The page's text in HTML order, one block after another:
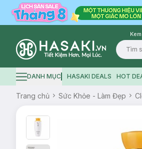
Logo
Hamburger icon
DANH MỤC HASAKI DEALS HOT
Trang chủ Sức Khỏe - Làm Đẹp